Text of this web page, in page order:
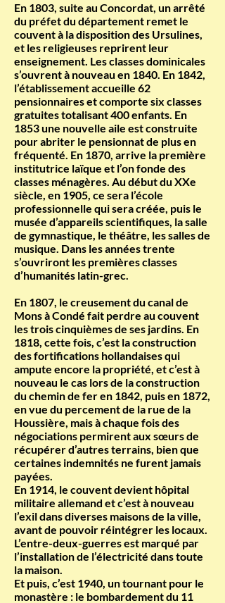
En 1803, suite au Concordat, un arrêté
du préfet du département remet le
couvent à la disposition des Ursulines,
et les religieuses reprirent leur
enseignement. Les classes dominicales
s’ouvrent à nouveau en 1840. En 1842,
l’établissement accueille 62
pensionnaires et comporte six classes
gratuites totalisant 400 enfants. En
1853 une nouvelle aile est construite
pour abriter le pensionnat de plus en
fréquenté. En 1870, arrive la première
institutrice laïque et l’on fonde des
classes ménagères. Au début du XXe
siècle, en 1905, ce sera l’école
professionnelle qui sera créée, puis le
musée d’appareils scientifiques, la salle
de gymnastique, le théâtre, les salles de
musique. Dans les années trente
s’ouvriront les premières classes
d’humanités latin-grec.
En 1807, le creusement du canal de
Mons à Condé fait perdre au couvent
les trois cinquièmes de ses jardins. En
1818, cette fois, c’est la construction
des fortifications hollandaises qui
ampute encore la propriété, et c’est à
nouveau le cas lors de la construction
du chemin de fer en 1842, puis en 1872,
en vue du percement de la rue de la
Houssière, mais à chaque fois des
négociations permirent aux sœurs de
récupérer d’autres terrains, bien que
certaines indemnités ne furent jamais
payées.
En 1914, le couvent devient hôpital
militaire allemand et c’est à nouveau
l’exil dans diverses maisons de la ville,
avant de pouvoir réintégrer les locaux.
L’entre-deux-guerres est marqué par
l’installation de l’électricité dans toute
la maison.
Et puis, c’est 1940, un tournant pour le
monastère : le bombardement du 11